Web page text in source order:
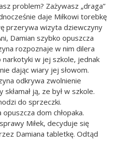
problem? Zażywasz „draga”
daje Miłkowi torebkę
przerywa wizyta dziewczyny
Damian szybko opuszcza
rozpoznaje w nim dilera
w jej szkole, jednak
dając wiary jej słowom.
odkrywa zwolnienie
skłamał ją, ze był w szkole.
do sprzeczki.
dom chłopaka.
Miłek, decyduje się
Damiana tabletkę. Odtąd